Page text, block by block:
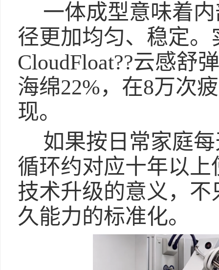
一体成型意味着
径更加均匀、稳定
CloudFloat??云感舒
海绵22%，在8万次
现。
如果按日常家庭
循环约对应十年以
技术升级的意义，
久能力的标准化。